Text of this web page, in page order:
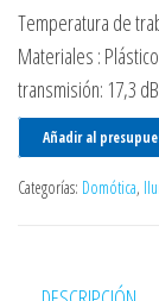
Temperatura de
Materiales :
transmisión: 17,3
Añadir al
Categorías: Domótica,